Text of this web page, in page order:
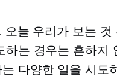
오늘 우리가 보는 것
하는 경우는 흔하지
다양한 일을 시도